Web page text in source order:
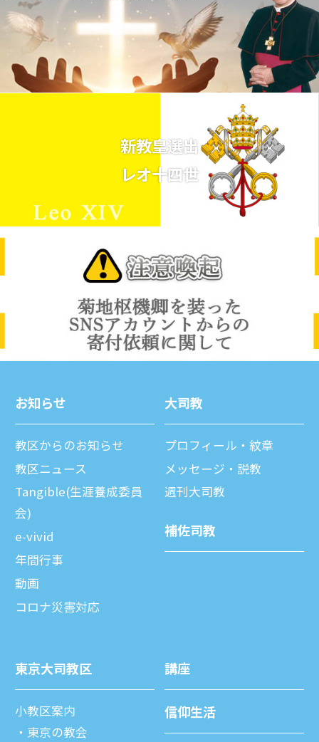
新教皇選出
レオ十四世
お知らせ
教区からのお知らせ
教区ニュース
Tangible(生涯養成委員
会)
e-vivid
年間⾏事
動画
コロナ災害対応
⼤司教
プロフィール・紋章
メッセージ・説教
週刊⼤司教
補佐司教
東京⼤司教区
⼩教区案内
東京の教会
講座
信仰⽣活